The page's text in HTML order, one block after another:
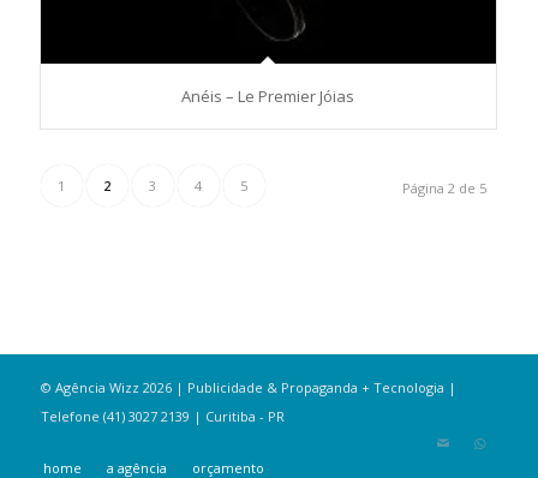
Anéis – Le Premier Jóias
Página 2 de 5
1 2 3 4 5
© Agência Wizz 2026 | Publicidade & Propaganda + Tecnologia |
Telefone (41) 3027 2139 | Curitiba - PR
home a agência orçamento